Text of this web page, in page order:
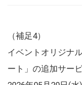
（補足4）
イベントオリジナ
ート」の追加サー